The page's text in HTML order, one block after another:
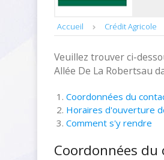
Accueil Crédit Agricole
Veuillez trouver ci-
Allée De La Robertsau
Coordonnées du
Horaires d'ouverture
Comment s'y rendre
Coordonnées du